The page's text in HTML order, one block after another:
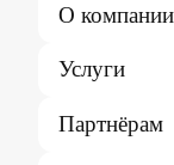
О компании
Услуги
Партнёрам